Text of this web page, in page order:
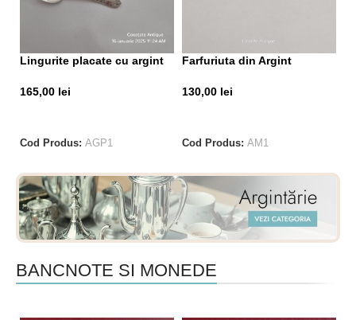
Lingurite placate cu argint
165,00 lei
Cod Produs: AGP1
Farfuriuta din Argint
130,00 lei
Cod Produs: AM1
BANCNOTE SI MONEDE